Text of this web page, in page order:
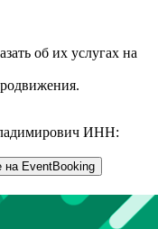
об их услугах на
ИНН:
на EventBooking